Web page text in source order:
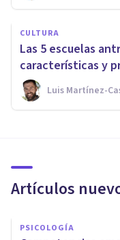
CULTURA
Las 5 escuelas
características y
Luis Martínez-
Artículos
PSICOLOGÍA